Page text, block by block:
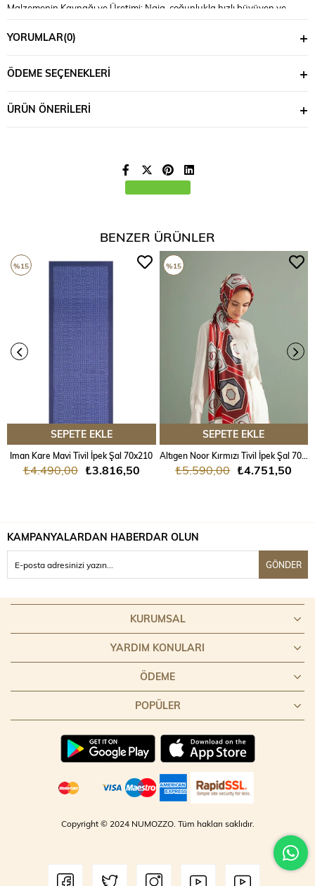
Malzemenin Kaynağı ve Üretimi: Naia, çoğunlukla hızlı büyüyen ve
üretilir. Bu ağaçlar genellikle sertifikalı ormanlardan sağlanır, bu da
Naia'nın çevre dostu bir seçenek olduğunu gösterir.
nefes alabilir yapısı sayesinde konforlu bir kullanım sunar. Bu özellikler,
Naia'yı giyim ve aksesuar sektöründe tercih edilen bir malzeme yapar.
Naia, sürdürülebilirlik ve estetik açıdan üstün nitelikleriyle, modern
tekstil endüstrisinde önemli bir yere sahip olmaya devam ediyor. Bu
kumaş, çevre dostu üretim süreçleri ve kullanıcıya sunduğu yüksek
konfor sebebiyle tercih edilen bir seçenek haline gelmiştir.
YORUMLAR(0)
ÖDEME SEÇENEKLERI
ÜRÜN ÖNERILERI
BENZER ÜRÜNLER
SEPETE EKLE
Iman Kare Mavi Tivil İpek Şal 70x210
₺3.816,50
₺4.490,00
%15
SEPETE EKLE
Altıgen Noor Kırmızı Tivil İpek Şal 70x204
₺4.751,50
₺5.590,00
%15
KAMPANYALARDAN HABERDAR OLUN
GÖNDER
KURUMSAL
YARDIM KONULARI
ÖDEME
POPÜLER
Copyright © 2024 NUMOZZO. Tüm hakları saklıdır.